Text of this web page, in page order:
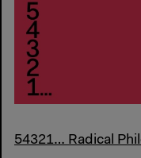
54321… Radical